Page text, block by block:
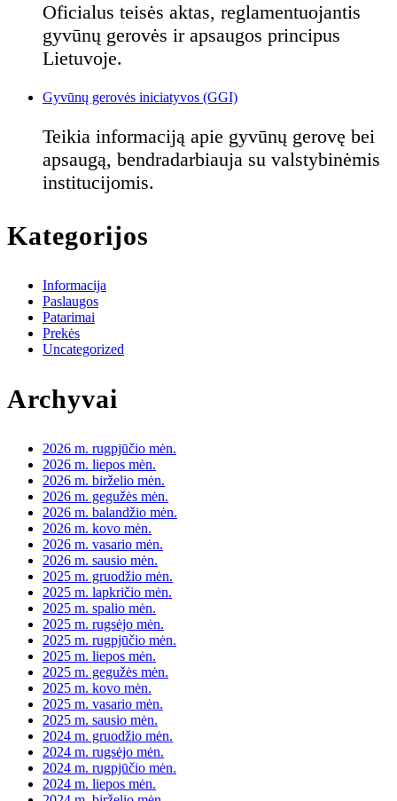
Oficialus teisės aktas, reglamentuojantis
gyvūnų gerovės ir apsaugos principus
Lietuvoje.
Gyvūnų gerovės iniciatyvos (GGI)
Teikia informaciją apie gyvūnų gerovę bei
apsaugą, bendradarbiauja su valstybinėmis
institucijomis.
Kategorijos
Informacija
Paslaugos
Patarimai
Prekės
Uncategorized
Archyvai
2026 m. rugpjūčio mėn.
2026 m. liepos mėn.
2026 m. birželio mėn.
2026 m. gegužės mėn.
2026 m. balandžio mėn.
2026 m. kovo mėn.
2026 m. vasario mėn.
2026 m. sausio mėn.
2025 m. gruodžio mėn.
2025 m. lapkričio mėn.
2025 m. spalio mėn.
2025 m. rugsėjo mėn.
2025 m. rugpjūčio mėn.
2025 m. liepos mėn.
2025 m. gegužės mėn.
2025 m. kovo mėn.
2025 m. vasario mėn.
2025 m. sausio mėn.
2024 m. gruodžio mėn.
2024 m. rugsėjo mėn.
2024 m. rugpjūčio mėn.
2024 m. liepos mėn.